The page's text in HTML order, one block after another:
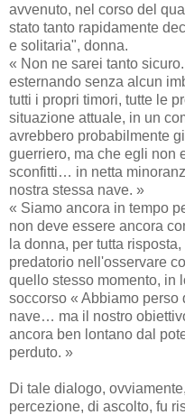
avvenuto, nel corso del
stato tanto rapidamente
e solitaria", donna.
« Non ne sarei tanto
esternando senza alcun
tutti i propri timori, tutte le
situazione attuale, in un
avrebbero probabilmente
guerriero, ma che egli non
sconfitti… in netta
nostra stessa nave. »
« Siamo ancora in tempo
non deve essere ancora
la donna, per tutta
predatorio nell'osservare
quello stesso momento, in
soccorso « Abbiamo
nave… ma il nostro
ancora ben lontano dal
perduto. »
Di tale dialogo,
percezione, di ascolto, fu